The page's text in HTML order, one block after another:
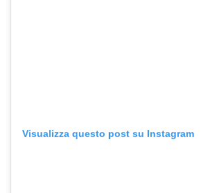
Visualizza questo post su Instagram